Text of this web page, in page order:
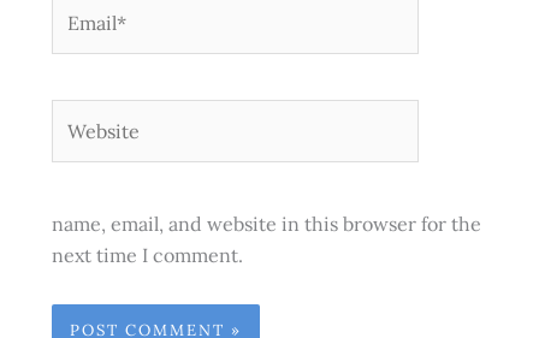
name, email, and website in this browser for the
next time I comment.